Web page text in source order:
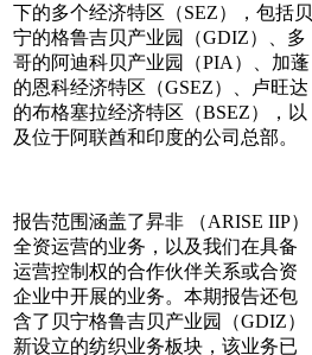
下的多个经济特区（SEZ），包括贝
宁的格鲁吉贝产业园（GDIZ）、多
哥的阿迪科贝产业园（PIA）、加蓬
的恩科经济特区（GSEZ）、卢旺达
的布格塞拉经济特区（BSEZ），以
及位于阿联酋和印度的公司总部。
报告范围涵盖了昇非 （ARISE IIP）
全资运营的业务，以及我们在具备
运营控制权的合作伙伴关系或合资
企业中开展的业务。本期报告还包
含了贝宁格鲁吉贝产业园（GDIZ）
新设立的纺织业务板块，该业务已